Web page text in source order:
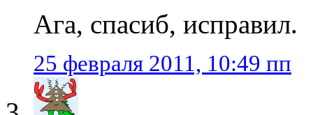
Ага, спасиб, исправил.
25 февраля 2011, 10:49 пп